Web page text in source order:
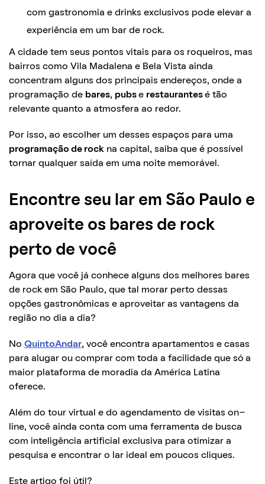
com gastronomia e drinks exclusivos pode elevar a
experiência em um bar de rock.
A cidade tem seus pontos vitais para os roqueiros, mas
bairros como Vila Madalena e Bela Vista ainda
concentram alguns dos principais endereços, onde a
programação de bares, pubs e restaurantes é tão
relevante quanto a atmosfera ao redor.
Por isso, ao escolher um desses espaços para uma
programação de rock na capital, saiba que é possível
tornar qualquer saída em uma noite memorável.
Encontre seu lar em São Paulo e
aproveite os bares de rock
perto de você
Agora que você já conhece alguns dos melhores bares
de rock em São Paulo, que tal morar perto dessas
opções gastronômicas e aproveitar as vantagens da
região no dia a dia?
No QuintoAndar, você encontra apartamentos e casas
para alugar ou comprar com toda a facilidade que só a
maior plataforma de moradia da América Latina
oferece.
Além do tour virtual e do agendamento de visitas on-
line, você ainda conta com uma ferramenta de busca
com inteligência artificial exclusiva para otimizar a
pesquisa e encontrar o lar ideal em poucos cliques.
Este artigo foi útil?